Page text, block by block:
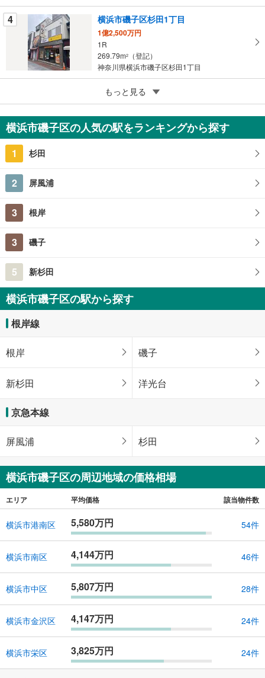
4 横浜市磯子区杉田1丁目
1億2,500万円
1R
269.79m2
（登記）
神奈川県横浜市磯子区杉田1丁目
成約でもらえる
横浜市磯子区磯子2丁目
9,000万円
6LLDDKK
もっと見る
横浜市磯子区の人気の駅をランキングから探す
1 杉田
2 屏風浦
3 根岸
3 磯子
5 新杉田
横浜市磯子区の駅から探す
根岸線
根岸 磯子
新杉田 洋光台
京急本線
屏風浦 杉田
横浜市磯子区の周辺地域の価格相場
エリア 平均価格 該当物件数
横浜市港南区 5,580万円 54件
横浜市南区 4,144万円 46件
横浜市中区 5,807万円 28件
横浜市金沢区 4,147万円 24件
横浜市栄区 3,825万円 24件